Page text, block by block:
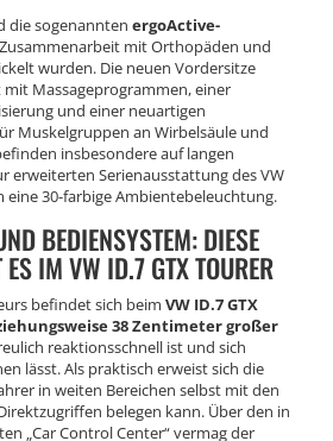
die sogenannten ergoActive-
mit Orthopäden und
wurden. Die neuen Vordersitze
Massageprogrammen, einer
und einer neuartigen
Muskelgruppen an Wirbelsäule und
insbesondere auf langen
erweiterten Serienausstattung des VW
eine 30-farbige Ambientebeleuchtung.
BEDIENSYSTEM: DIESE
ES IM VW ID.7 GTX TOURER
befindet sich beim VW ID.7 GTX
38 Zentimeter großer
reaktionsschnell ist und sich
lässt. Als praktisch erweist sich die
in weiten Bereichen selbst mit den
belegen kann. Über den in
„Car Control Center“ vermag der